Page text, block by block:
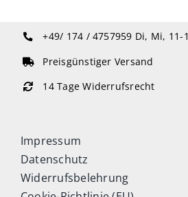
+49/ 174 / 4757959 Di, Mi, 11-
Preisgünstiger Versand
14 Tage Widerrufsrecht
Impressum
Datenschutz
Widerrufsbelehrung